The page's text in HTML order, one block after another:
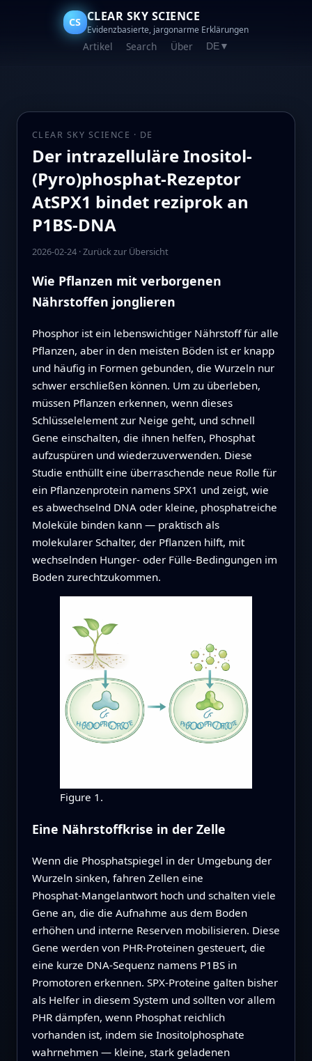
CS CLEAR SKY SCIENCE
Evidenzbasierte, jargonarme Erklärungen
Artikel Search Über DE▼
CLEAR SKY SCIENCE · DE
Der intrazelluläre Inositol-
(Pyro)phosphat-Rezeptor
AtSPX1 bindet reziprok an
P1BS-DNA
2026-02-24·Zurück zur Übersicht
Wie Pflanzen mit verborgenen
Nährstoffen jonglieren
Phosphor ist ein lebenswichtiger Nährstoff für alle
Pflanzen, aber in den meisten Böden ist er knapp
und häufig in Formen gebunden, die Wurzeln nur
schwer erschließen können. Um zu überleben,
müssen Pflanzen erkennen, wenn dieses
Schlüsselelement zur Neige geht, und schnell
Gene einschalten, die ihnen helfen, Phosphat
aufzuspüren und wiederzuverwenden. Diese
Studie enthüllt eine überraschende neue Rolle für
ein Pflanzenprotein namens SPX1 und zeigt, wie
es abwechselnd DNA oder kleine, phosphatreiche
Moleküle binden kann — praktisch als
molekularer Schalter, der Pflanzen hilft, mit
wechselnden Hunger‑ oder Fülle‑Bedingungen im
Boden zurechtzukommen.
Figure 1.
Eine Nährstoffkrise in der Zelle
Wenn die Phosphatspiegel in der Umgebung der
Wurzeln sinken, fahren Zellen eine
Phosphat‑Mangelantwort hoch und schalten viele
Gene an, die die Aufnahme aus dem Boden
erhöhen und interne Reserven mobilisieren. Diese
Gene werden von PHR‑Proteinen gesteuert, die
eine kurze DNA‑Sequenz namens P1BS in
Promotoren erkennen. SPX‑Proteine galten bisher
als Helfer in diesem System und sollten vor allem
PHR dämpfen, wenn Phosphat reichlich
vorhanden ist, indem sie Inositolphosphate
wahrnehmen — kleine, stark geladenen